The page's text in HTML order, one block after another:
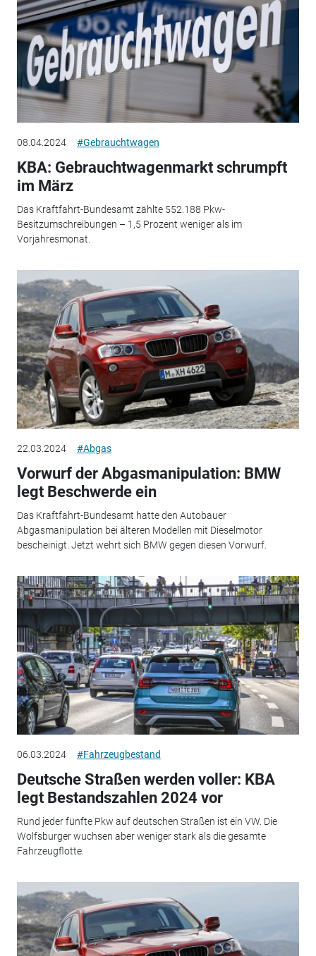
08.04.2024 #Gebrauchtwagen
KBA: Gebrauchtwagenmarkt schrumpft
im März
Das Kraftfahrt-Bundesamt zählte 552.188 Pkw-
Besitzumschreibungen – 1,5 Prozent weniger als im
Vorjahresmonat.
22.03.2024 #Abgas
Vorwurf der Abgasmanipulation: BMW
legt Beschwerde ein
Das Kraftfahrt-Bundesamt hatte den Autobauer
Abgasmanipulation bei älteren Modellen mit Dieselmotor
bescheinigt. Jetzt wehrt sich BMW gegen diesen Vorwurf.
06.03.2024 #Fahrzeugbestand
Deutsche Straßen werden voller: KBA
legt Bestandszahlen 2024 vor
Rund jeder fünfte Pkw auf deutschen Straßen ist ein VW. Die
Wolfsburger wuchsen aber weniger stark als die gesamte
Fahrzeugflotte.